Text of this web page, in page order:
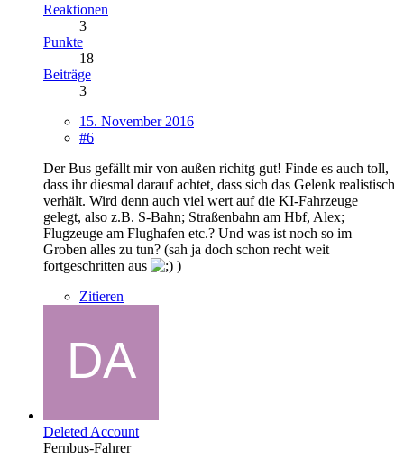
Reaktionen
3
Punkte
18
Beiträge
3
15. November 2016
#6
Der Bus gefällt mir von außen richitg gut! Finde es auch toll,
dass ihr diesmal darauf achtet, dass sich das Gelenk realistisch
verhält. Wird denn auch viel wert auf die KI-Fahrzeuge
gelegt, also z.B. S-Bahn; Straßenbahn am Hbf, Alex;
Flugzeuge am Flughafen etc.? Und was ist noch so im
Groben alles zu tun? (sah ja doch schon recht weit
fortgeschritten aus
)
Zitieren
Deleted Account
Fernbus-Fahrer